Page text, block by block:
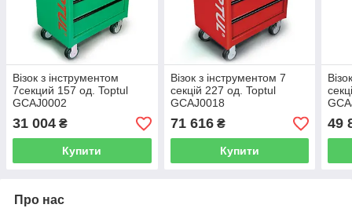
Візок з інструментом
7секций 157 од. Toptul
GCAJ0002
31 004 ₴
Купити
Візок з інструментом 7
секцій 227 од. Toptul
GCAJ0018
71 616₴
Купити
49
Про нас